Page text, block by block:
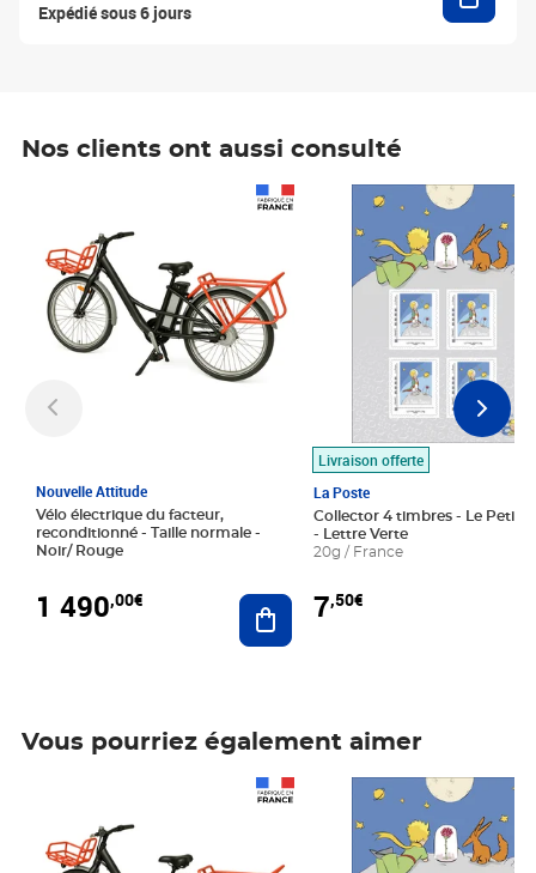
Expédié sous 6 jours
Nos clients ont aussi consulté
Nouvelle Attitude
Vélo électrique du facteur,
reconditionné - Taille normale -
Noir/ Rouge
1 490,00€ Ajouter au panier
Livraison offerte
La Poste
Collector 4 timbres - Le Petit
- Lettre Verte
20g / France
7,50€
Prix 7,50€
Vous pourriez également aimer
Prix 7,50€